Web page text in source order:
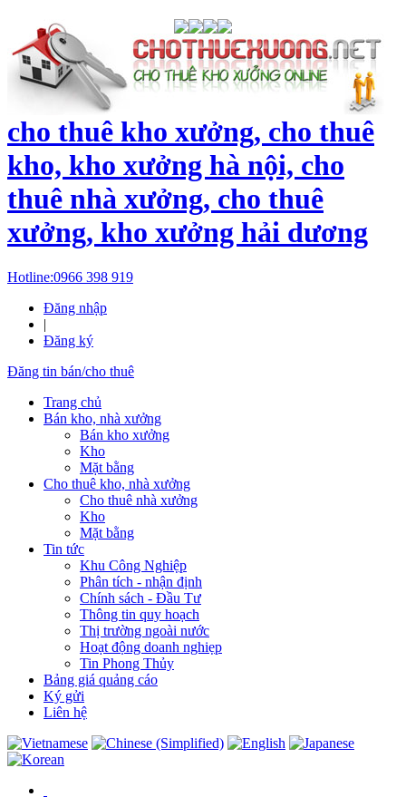
cho thuê kho xưởng, cho thuê
kho, kho xưởng hà nội, cho
thuê nhà xưởng, cho thuê
xưởng, kho xưởng hải dương
Hotline:0966 398 919
Đăng nhập
|
Đăng ký
Đăng tin bán/cho thuê
Trang chủ
Bán kho, nhà xưởng
Bán kho xưởng
Kho
Mặt bằng
Cho thuê kho, nhà xưởng
Cho thuê nhà xưởng
Kho
Mặt bằng
Tin tức
Khu Công Nghiệp
Phân tích - nhận định
Chính sách - Đầu Tư
Thông tin quy hoạch
Thị trường ngoài nước
Hoạt động doanh nghiẹp
Tin Phong Thủy
Bảng giá quảng cáo
Ký gửi
Liên hệ